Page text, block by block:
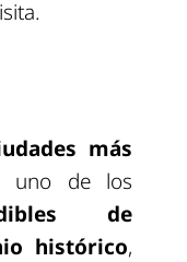
más
uno de los
de
histórico,